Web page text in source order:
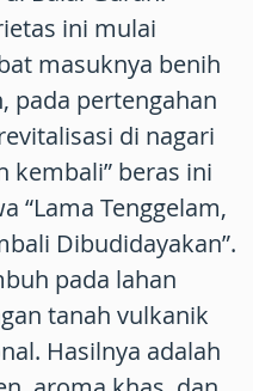
ini mulai
masuknya benih
pada pertengahan
di nagari
kembali” beras ini
“Lama Tenggelam,
Dibudidayakan”.
pada lahan
tanah vulkanik
Hasilnya adalah